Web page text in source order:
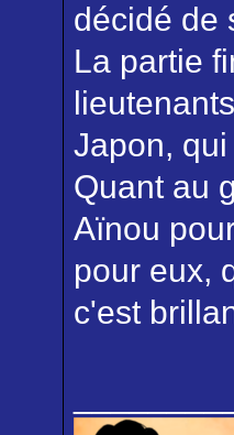
décidé de
La partie
Japon,
Quant au
Aïnou
pour eux,
c'est